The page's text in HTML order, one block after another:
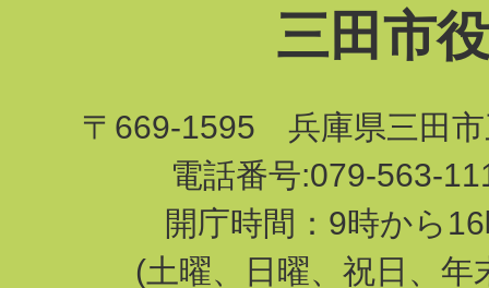
三田市
〒669-1595 兵庫県三田市
電話番号:079-563-
開庁時間：9時から
(土曜、日曜、祝日、年